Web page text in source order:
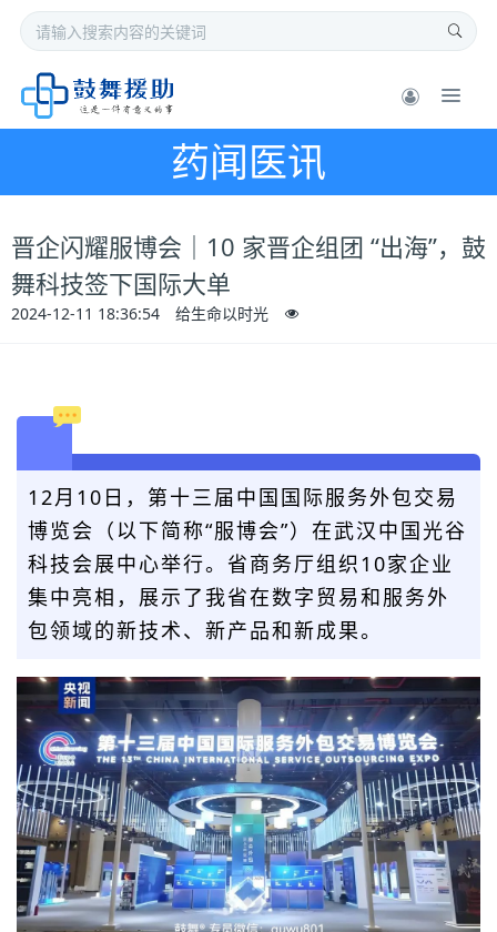
药闻医讯
晋企闪耀服博会｜10 家晋企组团 “出海”，鼓
舞科技签下国际大单
2024-12-11 18:36:54 给生命以时光
12月10日，第十三届中国国际服务外包交易
博览会（以下简称“服博会”）在武汉中国光谷
科技会展中心举行。省商务厅组织10家企业
集中亮相，展示了我省在数字贸易和服务外
包领域的新技术、新产品和新成果。